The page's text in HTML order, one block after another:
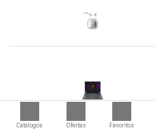
Catálogos Ofertas Favoritos